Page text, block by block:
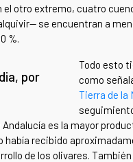
otro extremo, cuatro
se encuentran a
%.
por
Todo esto
como
Tierra de la
es la mayor
había recibido
de los olivares.